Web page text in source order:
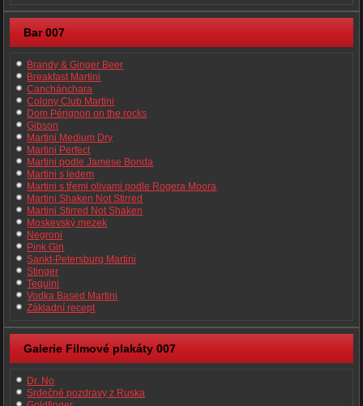
Bar 007
Brandy & Ginger Beer
Breakfast Martini
Canchánchara
Colony Club Martini
Dom Pérignon on the rocks
Gibson
Martini Medium Dry
Martini Perfect
Martini podle Jamese Bonda
Martini s ledem
Martini s třemi olivami podle Rogera Moora
Martini Shaken Not Stirred
Martini Stirred Not Shaken
Moskevský mezek
Negroni
Pink Gin
Sankt-Petersburg Martini
Stinger
Tequini
Vodka Based Martini
Základní recept
Galerie Filmové plakáty 007
Dr. No
Srdečné pozdravy z Ruska